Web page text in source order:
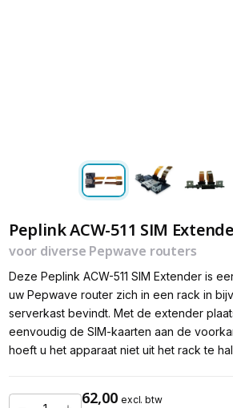
Peplink ACW-511 SIM
voor diverse Pepwave routers
Deze Peplink ACW-511 SIM Extender is
uw Pepwave router zich in een rack in
serverkast bevindt. Met de extender
eenvoudig de SIM-kaarten aan de
hoeft u het apparaat niet uit het rack te
62,00 excl. btw